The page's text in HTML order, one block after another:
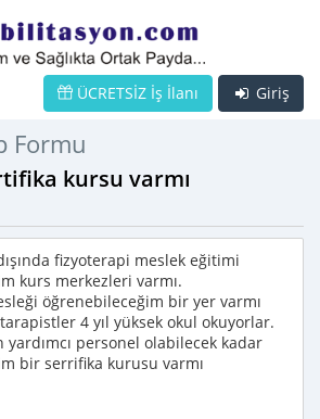
Giriş
ÜCRETSİZ İş İlanı
Formu
kursu varmı
fizyoterapi meslek eğitimi
kurs merkezleri varmı.
öğrenebileceğim bir yer varmı
4 yıl yüksek okul okuyorlar.
yardımcı personel olabilecek kadar
bir serrifika kurusu varmı